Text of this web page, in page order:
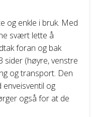
og enkle i bruk. Med
svært lette å
foran og bak
sider (høyre, venstre
og transport. Den
og
også for at de